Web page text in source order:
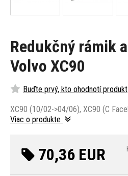
Redukčný rámik
Volvo XC90
Buďte prvý, kto ohodnotí produkt
XC90 (10/02->04/06), XC90 (C
Viac o produkte
70,36 EUR